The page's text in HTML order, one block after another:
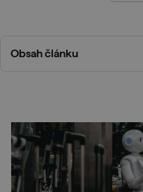
Obsah článku